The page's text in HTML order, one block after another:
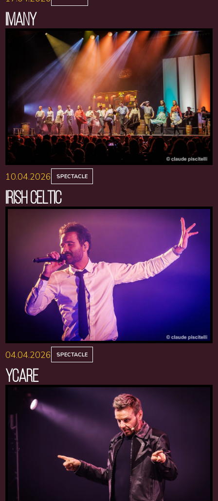
IMANY
10.04.2026 SPECTACLE
IRISH CELTIC
04.04.2026 SPECTACLE
YCARE